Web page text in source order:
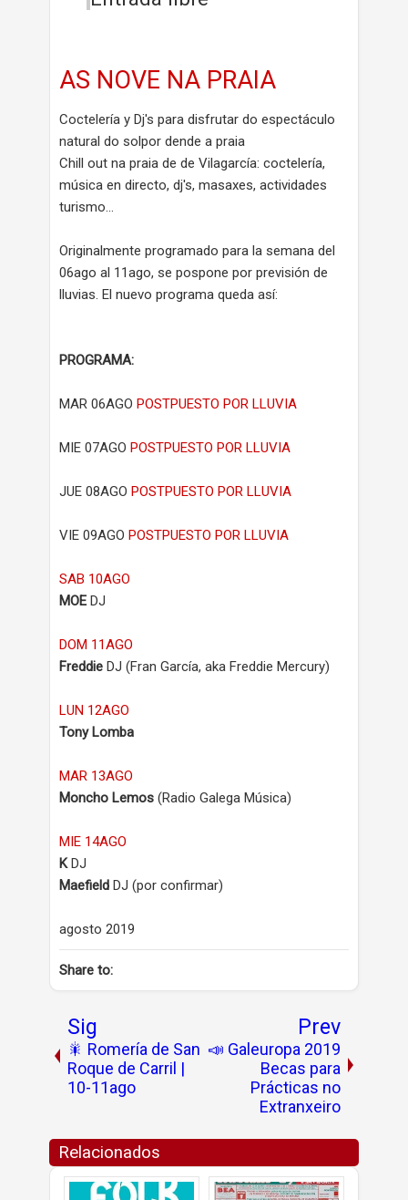
AS NOVE NA PRAIA
Coctelería y Dj's para disfrutar do espectáculo
natural do solpor dende a praia
Chill out na praia de de Vilagarcía: coctelería,
música en directo, dj's, masaxes, actividades
turismo...
Originalmente programado para la semana del
06ago al 11ago, se pospone por previsión de
lluvias. El nuevo programa queda así:
PROGRAMA:
MAR 06AGO POSTPUESTO POR LLUVIA
MIE 07AGO POSTPUESTO POR LLUVIA
JUE 08AGO POSTPUESTO POR LLUVIA
VIE 09AGO POSTPUESTO POR LLUVIA
SAB 10AGO
MOE DJ
DOM 11AGO
Freddie DJ (Fran García, aka Freddie Mercury)
LUN 12AGO
Tony Lomba
MAR 13AGO
Moncho Lemos (Radio Galega Música)
MIE 14AGO
KDJ
Maefield DJ (por confirmar)
agosto 2019
Share to:
Sig
🎇 Romería de San
Roque de Carril |
10-11ago
Prev
📣 Galeuropa 2019
Becas para
Prácticas no
Extranxeiro
Relacionados